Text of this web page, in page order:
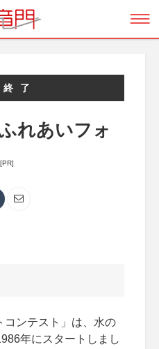
了
れあいフォ
[PR]
コンテスト」は、水の
年にスタートしまし